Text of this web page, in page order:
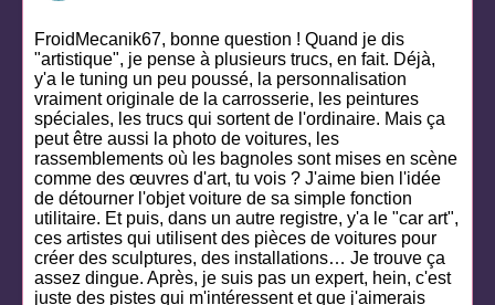
FroidMecanik67, bonne question ! Quand je dis
"artistique", je pense à plusieurs trucs, en fait. Déjà,
y'a le tuning un peu poussé, la personnalisation
vraiment originale de la carrosserie, les peintures
spéciales, les trucs qui sortent de l'ordinaire. Mais ça
peut être aussi la photo de voitures, les
rassemblements où les bagnoles sont mises en scène
comme des œuvres d'art, tu vois ? J'aime bien l'idée
de détourner l'objet voiture de sa simple fonction
utilitaire. Et puis, dans un autre registre, y'a le "car art",
ces artistes qui utilisent des pièces de voitures pour
créer des sculptures, des installations… Je trouve ça
assez dingue. Après, je suis pas un expert, hein, c'est
juste des pistes qui m'intéressent et que j'aimerais